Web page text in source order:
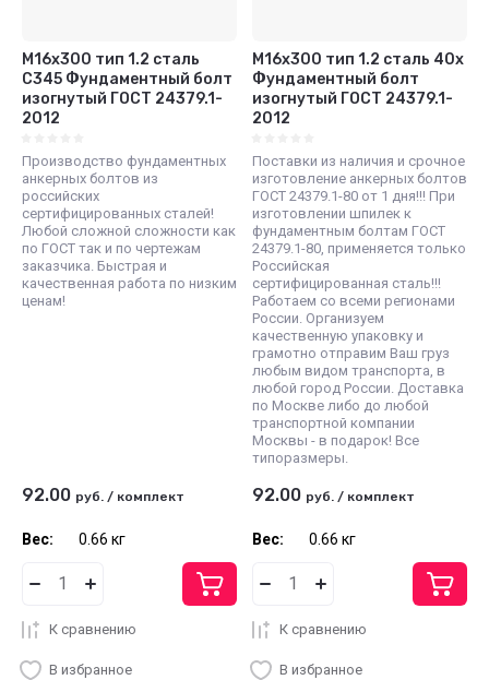
М16x300 тип 1.2 сталь
С345 Фундаментный болт
изогнутый ГОСТ 24379.1-
2012
Производство фундаментных
анкерных болтов из
российских
сертифицированных сталей!
Любой сложной сложности как
по ГОСТ так и по чертежам
заказчика. Быстрая и
качественная работа по низким
ценам!
92.00 руб. / комплект
Вес: 0.66 кг
К сравнению
В избранное
М16x300 тип 1.2 сталь 40x
Фундаментный болт
изогнутый ГОСТ 24379.1-
2012
Поставки из наличия и срочное
изготовление анкерных болтов
ГОСТ 24379.1-80 от 1 дня!!! При
изготовлении шпилек к
фундаментным болтам ГОСТ
24379.1-80, применяется только
Российская
сертифицированная сталь!!!
Работаем со всеми регионами
России. Организуем
качественную упаковку и
грамотно отправим Ваш груз
любым видом транспорта, в
любой город России. Доставка
по Москве либо до любой
транспортной компании
Москвы - в подарок! Все
типоразмеры.
92.00 руб. / комплект
Вес: 0.66 кг
К сравнению
В избранное